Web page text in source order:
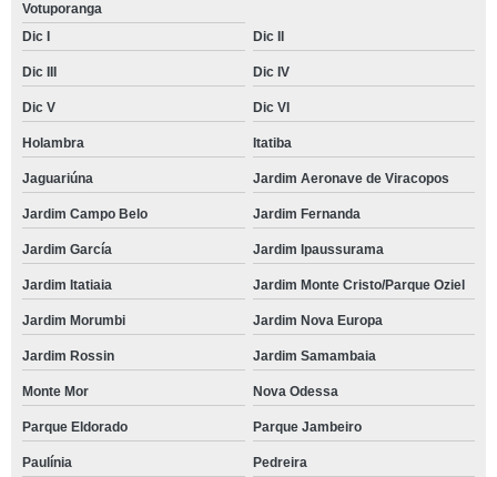
Votuporanga
Dic I
Dic II
Dic III Dic IV
Dic V Dic VI
Holambra Itatiba
Jaguariúna Jardim Aeronave de Viracopos
Jardim Campo Belo Jardim Fernanda
Jardim García Jardim Ipaussurama
Jardim Itatiaia Jardim Monte Cristo/Parque Oziel
Jardim Morumbi Jardim Nova Europa
Jardim Rossin Jardim Samambaia
Monte Mor Nova Odessa
Parque Eldorado Parque Jambeiro
Paulínia Pedreira